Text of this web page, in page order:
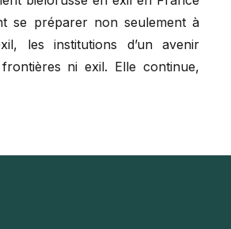
se préparer non seulement à
les institutions d’un avenir
ni exil. Elle continue,